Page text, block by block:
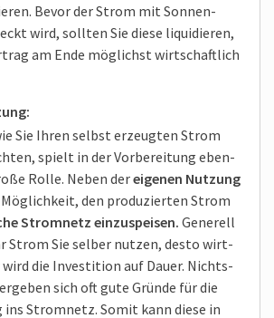
Bevor der Strom mit Sonnen­
wird, sollten Sie diese liquidieren,
am Ende möglichst wirt­schaftlich
Sie Ihren selbst erzeugten Strom
spielt in der Vor­bereitung eben­
Rolle. Neben dereigenen Nutzung
den pro­duzierten Strom
Strom­netz einzu­speisen. Generell
Strom Sie selber nutzen, desto wirt­
die Investition auf Dauer. Nichts­
sich oft gute Gründe für die
ins Strom­netz. Somit kann diese in